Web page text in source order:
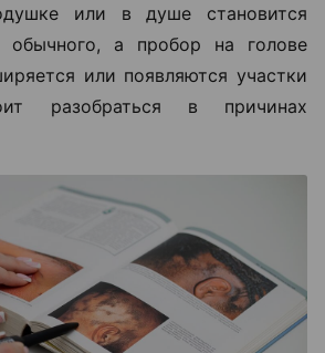
или в душе становится
обычного, а пробор на голове
или появляются участки
разобраться в причинах